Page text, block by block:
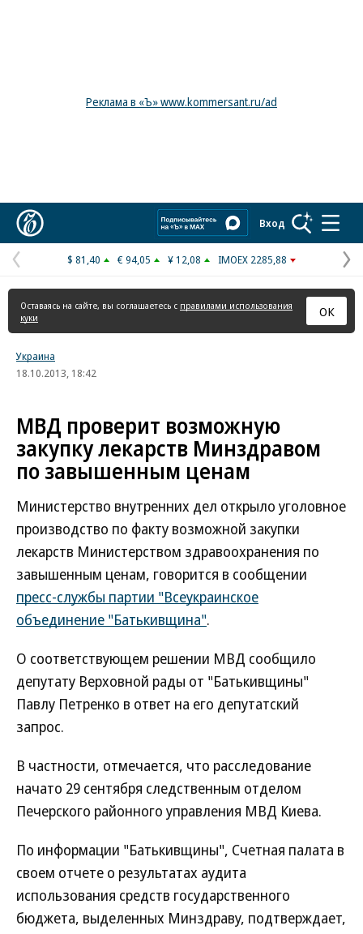
Реклама в «Ъ» www.kommersant.ru/ad
Вход
Предыдущая
страница
$ 81,40 € 94,05 ¥ 12,08 IMOEX 2285,88
Оставаясь на сайте, вы соглашаетесь с правилами использования
куки
ОК
Украина
18.10.2013, 18:42
МВД проверит возможную
закупку лекарств Минздравом
по завышенным ценам
Министерство внутренних дел открыло уголовное
производство по факту возможной закупки
лекарств Министерством здравоохранения по
завышенным ценам, говорится в сообщении
пресс-службы партии "Всеукраинское
объединение "Батькивщина".
О соответствующем решении МВД сообщило
депутату Верховной рады от "Батькивщины"
Павлу Петренко в ответ на его депутатский
запрос.
В частности, отмечается, что расследование
начато 29 сентября следственным отделом
Печерского районного управления МВД Киева.
По информации "Батькивщины", Счетная палата в
своем отчете о результатах аудита
использования средств государственного
бюджета, выделенных Минздраву, подтверждает,